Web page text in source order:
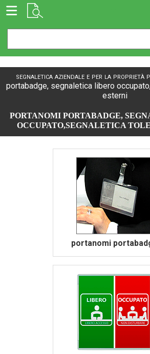
segnaletica aziendale e per la proprietà
portabadge, segnaletica libero
esterni
PORTANOMI PORTABADGE,
OCCUPATO,SEGNALETICA
portanomi